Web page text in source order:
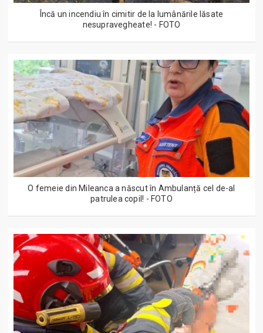
Încă un incendiu în cimitir de la lumânările lăsate
nesupravegheate! - FOTO
O femeie din Mileanca a născut în Ambulanță cel de-al
patrulea copil! - FOTO